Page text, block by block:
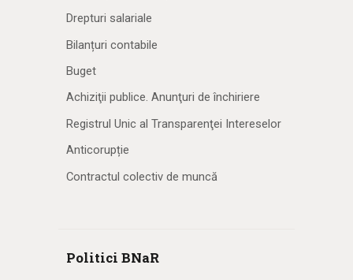
Drepturi salariale
Bilanțuri contabile
Buget
Achiziţii publice. Anunţuri de închiriere
Registrul Unic al Transparenţei Intereselor
Anticorupție
Contractul colectiv de muncă
Politici BNaR